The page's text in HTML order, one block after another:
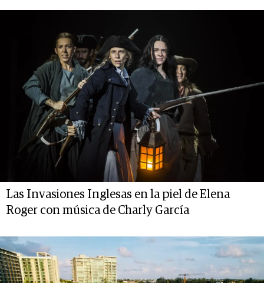
Las Invasiones Inglesas en la piel de Elena
Roger con música de Charly García